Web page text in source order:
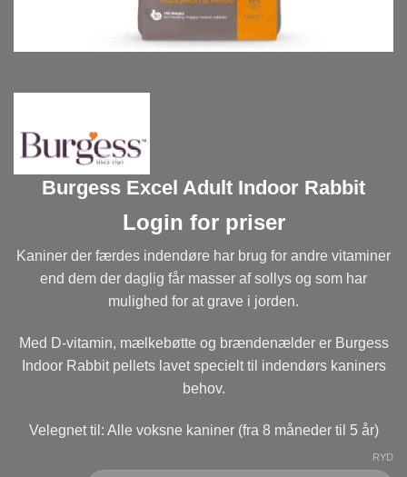
Burgess Excel Adult Indoor Rabbit
Login for priser
Kaniner der færdes indendøre har brug for andre vitaminer
end dem der daglig får masser af sollys og som har
mulighed for at grave i jorden.
Med D-vitamin, mælkebøtte og brændenælder er Burgess
Indoor Rabbit pellets lavet specielt til indendørs kaniners
behov.
Velegnet til: Alle voksne kaniner (fra 8 måneder til 5 år)
RYD